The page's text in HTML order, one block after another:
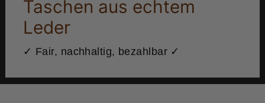
Taschen aus echtem
Leder
✓ Fair, nachhaltig, bezahlbar ✓